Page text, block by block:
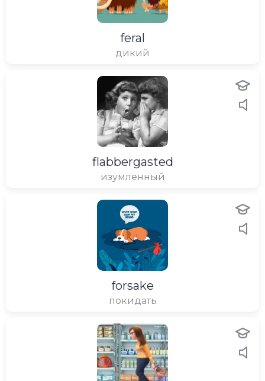
feral
дикий
flabbergasted
изумленный
forsake
покидать